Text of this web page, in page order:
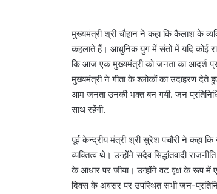
मुख्यमंत्री श्री चौहान ने कहा कि कैलाश के
कहलाते हैं। आधुनिक युग में संतों में यदि कोई
कि आज एक मुख्यमंत्री को जनता का आदर्श
मुख्यमंत्री ने गीता के श्लोकों का उदाहरण
आम जनता उनकी भक्त बन गयी. जन
साथ रहेंगी.
पूर्व केन्द्रीय मंत्री श्री सुरेश पचौरी ने कहा
व्यक्तित्व थे। उन्होंने सदैव सिद्धांतवादी
के आधार पर जीया। उन्होंने वट वृक्ष के रूप में
दिवस के अवसर पर उपस्थित सभी जन-